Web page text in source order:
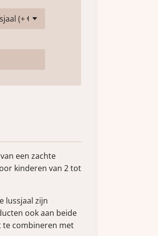
een zachte
kinderen van 2 tot
lussjaal zijn
ook aan beide
te combineren met